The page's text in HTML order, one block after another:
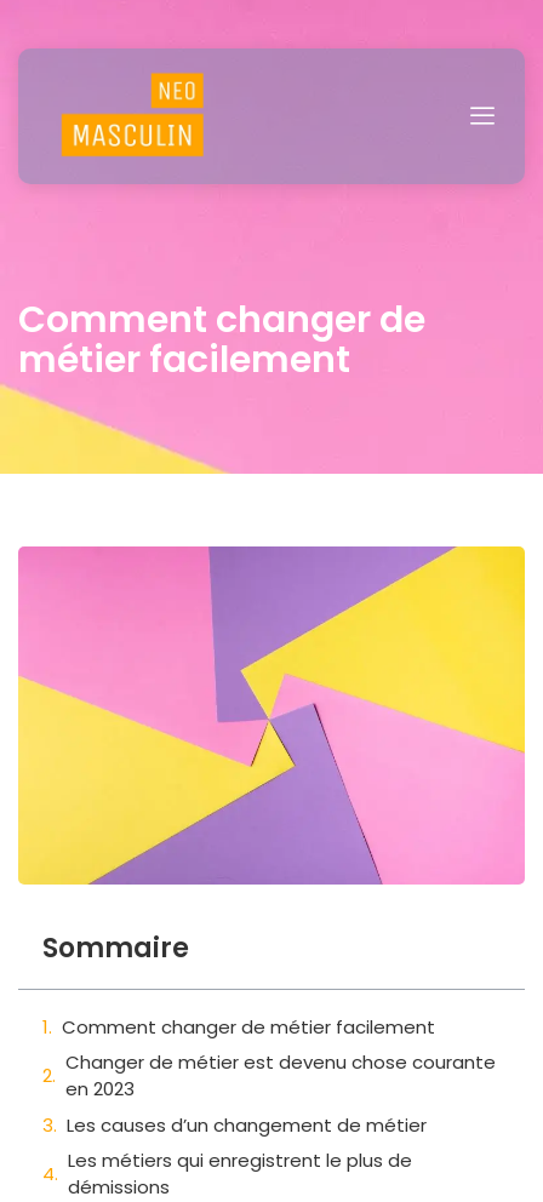
Comment changer de
métier facilement
Sommaire
Comment changer de métier facilement
Changer de métier est devenu chose courante
en 2023
Les causes d’un changement de métier
Les métiers qui enregistrent le plus de
démissions